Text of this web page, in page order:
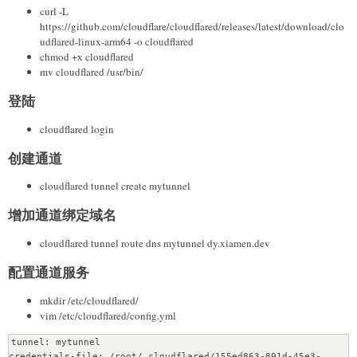
curl -L
https://github.com/cloudflare/cloudflared/releases/latest/download/clo
udflared-linux-arm64 -o cloudflared
chmod +x cloudflared
mv cloudflared /usr/bin/
登陆
cloudflared login
创建通道
cloudflared tunnel create mytunnel
增加通道绑定域名
cloudflared tunnel route dns mytunnel dy.xiamen.dev
配置通道服务
mkdir /etc/cloudflared/
vim /etc/cloudflared/config.yml
tunnel: mytunnel